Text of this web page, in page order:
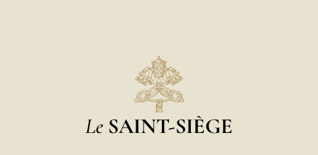
Le SAINT-SIÈGE